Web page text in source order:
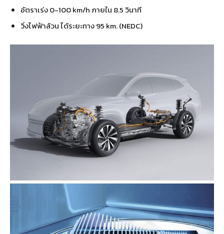
อัตราเร่ง 0-100 km/h ภายใน 8.5 วินาที
วิ่งไฟฟ้าล้วน ได้ระยะทาง 95 km. (NEDC)